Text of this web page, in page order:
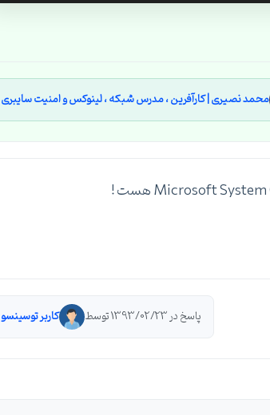
محمد نصیری | کارآفرین ، مدرس شبکه ، لینوکس و امنیت سایبری
پاسخ در 1393/02/23 توسط کاربر توسینسو